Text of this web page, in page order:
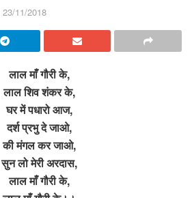
23/11/2018
लाल माँ गौरी के,
लाल शिव शंकर के,
घर में पधारो आज,
दर्श प्रभु दे जाओ,
की मंगल कर जाओ,
सुन लो मेरी अरदास,
लाल माँ गौरी के,